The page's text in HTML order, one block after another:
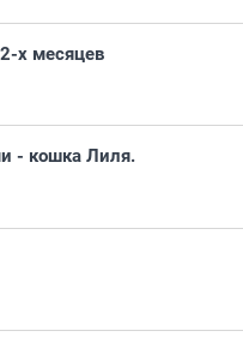
х месяцев
- кошка Лиля.